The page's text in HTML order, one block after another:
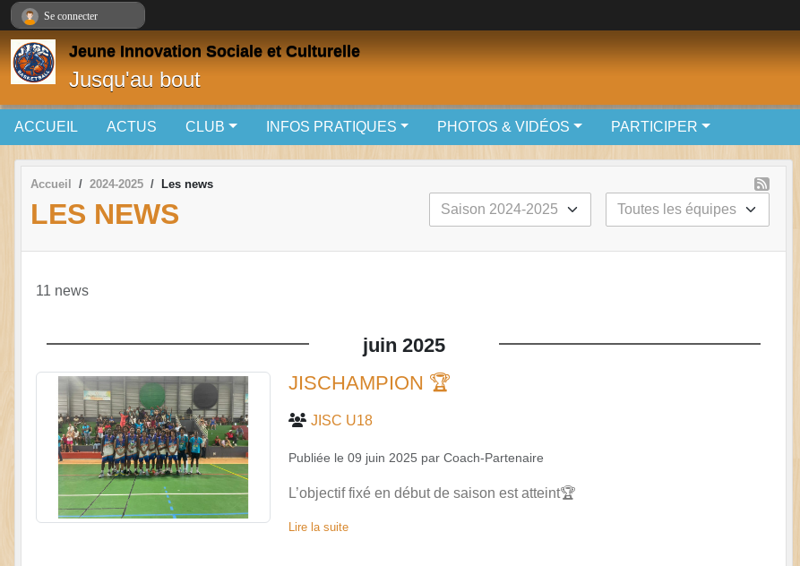
Jeune Innovation Sociale et Culturelle
Jusqu'au bout
ACCUEIL ACTUS CLUB INFOS PRATIQUES PHOTOS & VIDÉOS PARTICIPER
Accueil 2024-2025 Les news
LES NEWS
11 news
juin 2025
JISCHAMPION 🏆
JISC U18
Publiée le 09 juin 2025 par Coach-Partenaire
L’objectif fixé en début de saison est atteint🏆
Lire la suite
Se connecter
Panneau de gestion des cookies